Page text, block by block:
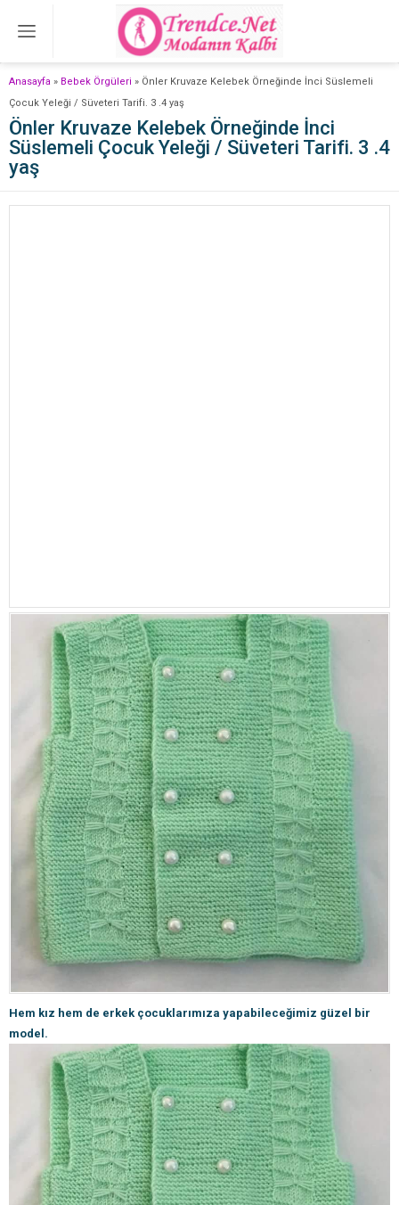
Anasayfa » Bebek Örgüleri » Önler Kruvaze Kelebek Örneğinde İnci Süslemeli
Çocuk Yeleği / Süveteri Tarifi. 3 .4 yaş
Önler Kruvaze Kelebek Örneğinde İnci
Süslemeli Çocuk Yeleği / Süveteri Tarifi. 3 .4
yaş
Hem kız hem de erkek çocuklarımıza yapabileceğimiz güzel bir
model.